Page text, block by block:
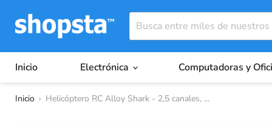
Inicio Electrónica Computadoras y
Inicio › Helicóptero RC Alloy Shark - 2,5 canales, ...